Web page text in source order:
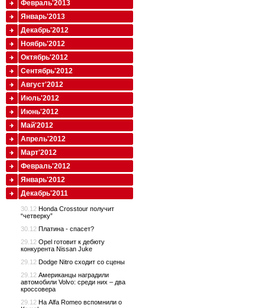
Февраль'2013
Январь'2013
Декабрь'2012
Ноябрь'2012
Октябрь'2012
Сентябрь'2012
Август'2012
Июль'2012
Июнь'2012
Май'2012
Апрель'2012
Март'2012
Февраль'2012
Январь'2012
Декабрь'2011
30.12 Honda Crosstour получит
“четверку”
30.12 Платина - спасет?
29.12 Opel готовит к дебюту
конкурента Nissan Juke
29.12 Dodge Nitro сходит со сцены
29.12 Американцы наградили
автомобили Volvo: среди них – два
кроссовера
29.12 На Alfa Romeo вспомнили о